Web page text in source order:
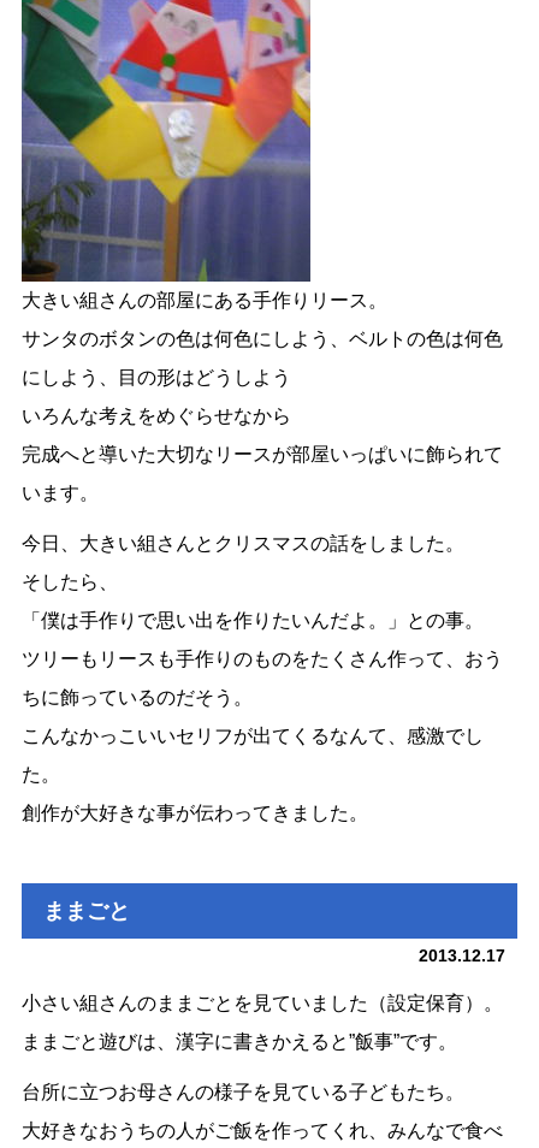
大きい組さんの部屋にある手作りリース。
サンタのボタンの色は何色にしよう、ベルトの色は何色
にしよう、目の形はどうしよう
いろんな考えをめぐらせなから
完成へと導いた大切なリースが部屋いっぱいに飾られて
います。
今日、大きい組さんとクリスマスの話をしました。
そしたら、
「僕は手作りで思い出を作りたいんだよ。」との事。
ツリーもリースも手作りのものをたくさん作って、おう
ちに飾っているのだそう。
こんなかっこいいセリフが出てくるなんて、感激でし
た。
創作が大好きな事が伝わってきました。
ままごと
2013.12.17
小さい組さんのままごとを見ていました（設定保育）。
ままごと遊びは、漢字に書きかえると”飯事”です。
台所に立つお母さんの様子を見ている子どもたち。
大好きなおうちの人がご飯を作ってくれ、みんなで食べ